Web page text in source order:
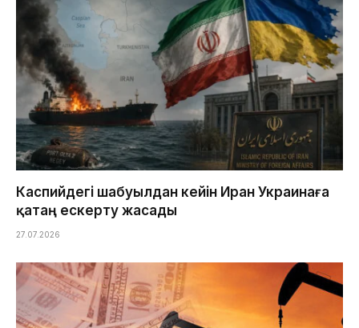
Каспийдегі шабуылдан кейін Иран Украинаға
қатаң ескерту жасады
27.07.2026